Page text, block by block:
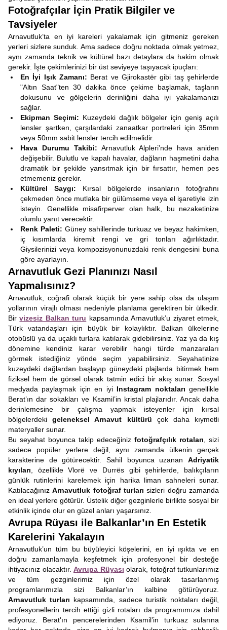
Fotoğrafçılar İçin Pratik Bilgiler ve
Tavsiyeler
Arnavutluk’ta en iyi kareleri yakalamak için gitmeniz gereken
yerleri sizlere sunduk. Ama sadece doğru noktada olmak yetmez,
aynı zamanda teknik ve kültürel bazı detaylara da hakim olmak
gerekir. İşte çekimlerinizi bir üst seviyeye taşıyacak ipuçları:
En İyi Işık Zamanı: Berat ve Gjirokastër gibi taş şehirlerde
"Altın Saat"ten 30 dakika önce çekime başlamak, taşların
dokusunu ve gölgelerin derinliğini daha iyi yakalamanızı
sağlar.
Ekipman Seçimi: Kuzeydeki dağlık bölgeler için geniş açılı
lensler şartken, çarşılardaki zanaatkar portreleri için 35mm
veya 50mm sabit lensler tercih edilmelidir.
Hava Durumu Takibi: Arnavutluk Alpleri’nde hava aniden
değişebilir. Bulutlu ve kapalı havalar, dağların haşmetini daha
dramatik bir şekilde yansıtmak için bir fırsattır, hemen pes
etmemeniz gerekir.
Kültürel Saygı: Kırsal bölgelerde insanların fotoğrafını
çekmeden önce mutlaka bir gülümseme veya el işaretiyle izin
isteyin. Genellikle misafirperver olan halk, bu nezaketinize
olumlu yanıt verecektir.
Renk Paleti: Güney sahillerinde turkuaz ve beyaz hakimken,
iç kısımlarda kiremit rengi ve gri tonları ağırlıktadır.
Giysilerinizi veya kompozisyonunuzdaki renk dengesini buna
göre ayarlayın.
Arnavutluk Gezi Planınızı Nasıl
Yapmalısınız?
Arnavutluk, coğrafi olarak küçük bir yere sahip olsa da ulaşım
yollarının virajlı olması nedeniyle planlama gerektiren bir ülkedir.
Birvizesiz Balkan turu kapsamında Arnavutluk’u ziyaret etmek,
Türk vatandaşları için büyük bir kolaylıktır. Balkan ülkelerine
otobüslü ya da uçaklı turlara katılarak gidebilirsiniz. Yaz ya da kış
dönemine kendiniz karar verebilir hangi türde manzaraları
görmek istediğiniz yönde seçim yapabilirsiniz. Seyahatinize
kuzeydeki dağlardan başlayıp güneydeki plajlarda bitirmek hem
fiziksel hem de görsel olarak tatmin edici bir akış sunar. Sosyal
medyada paylaşmak için en iyi Instagram noktaları genellikle
Berat’ın dar sokakları ve Ksamil’in kristal plajlarıdır. Ancak daha
derinlemesine bir çalışma yapmak isteyenler için kırsal
bölgelerdekigeleneksel Arnavut kültürü çok daha kıymetli
materyaller sunar.
Bu seyahat boyunca takip edeceğiniz fotoğrafçılık rotaları , sizi
sadece popüler yerlere değil, aynı zamanda ülkenin gerçek
karakterine de götürecektir. Sahil boyunca uzanan Adriyatik
kıyıları , özellikle Vlorë ve Durrës gibi şehirlerde, balıkçıların
günlük rutinlerini karelemek için harika liman sahneleri sunar.
KatılacağınızArnavutluk fotoğraf turları sizleri doğru zamanda
en ideal yerlere götürür. Üstelik diğer gezginlerle birlikte sosyal bir
etkinlik içinde olur en güzel anları yaşarsınız.
Avrupa Rüyası ile Balkanlar’ın En Estetik
Karelerini Yakalayın
Arnavutluk’un tüm bu büyüleyici köşelerini, en iyi ışıkta ve en
doğru zamanlamayla keşfetmek için profesyonel bir desteğe
ihtiyacınız olacaktır. Avrupa Rüyası olarak, fotoğraf tutkunlarımız
ve tüm gezginlerimiz için özel olarak tasarlanmış
programlarımızla sizi Balkanlar’ın kalbine götürüyoruz.
Arnavutluk turları kapsamında, sadece turistik noktaları değil,
profesyonellerin tercih ettiği gizli rotaları da programımıza dahil
ediyoruz. Berat'ın pencerelerinden Ksamil’in turkuaz sularına